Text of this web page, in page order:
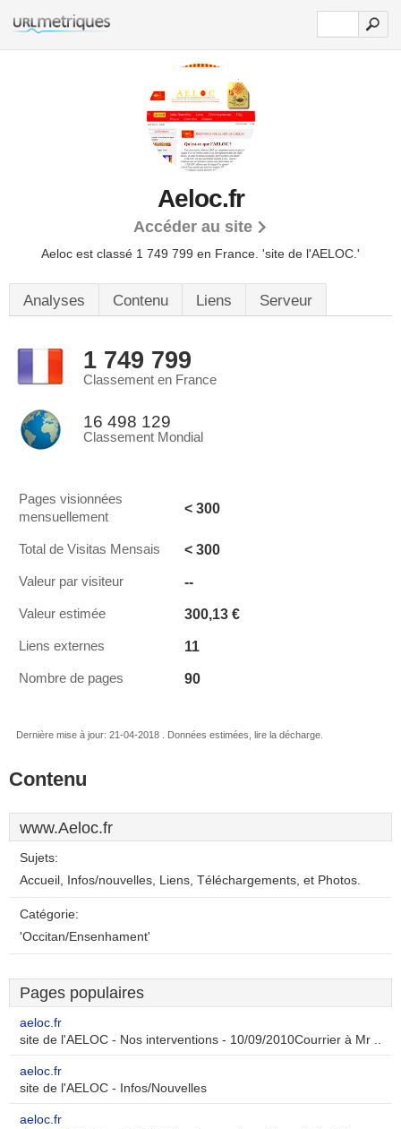
Aeloc.fr
Accéder au site
Aeloc est classé 1 749 799 en France. 'site de l'AELOC.'
Analyses Contenu Liens Serveur
1 749 799
Classement en France
16 498 129
Classement Mondial
Pages visionnées
mensuellement
< 300
Total de Visitas Mensais < 300
Valeur par visiteur --
Valeur estimée 300,13 €
Liens externes 11
Nombre de pages 90
Dernière mise à jour: 21-04-2018 . Données estimées, lire la décharge.
Contenu
www.Aeloc.fr
Sujets:
Accueil, Infos/nouvelles, Liens, Téléchargements, et Photos.
Catégorie:
'Occitan/Ensenhament'
Pages populaires
aeloc.fr
site de l'AELOC - Nos interventions - 10/09/2010Courrier à Mr ..
aeloc.fr
site de l'AELOC - Infos/Nouvelles
aeloc.fr